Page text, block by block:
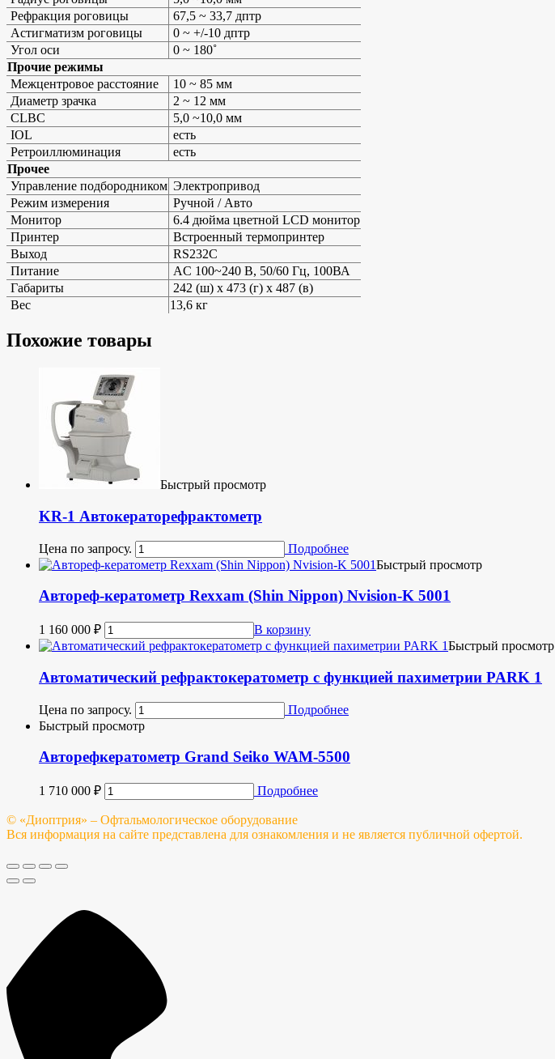
Рефракция роговицы
67,5 ~ 33,7 дптр
Астигматизм роговицы
0 ~ +/-10 дптр
Угол оси
0 ~ 180˚
Прочие режимы
Межцентровое расстояние
10 ~ 85 мм
Диаметр зрачка
2 ~ 12 мм
CLBC
5,0 ~10,0 мм
IOL
есть
Ретроиллюминация
есть
Прочее
Управление подбородником Электропривод
Режим измерения
Ручной / Авто
Монитор
6.4 дюйма цветной LCD монитор
Принтер
Встроенный термопринтер
Выход
RS232C
Питание
AC 100~240 В, 50/60 Гц, 100ВА
Габариты
242 (ш) x 473 (г) x 487 (в)
Вес
13,6 кг
Похожие товары
Быстрый просмотр
KR-1 Автокераторефрактометр
Цена по запросу.
Подробнее
Быстрый просмотр
Автореф-кератометр Rexxam (Shin Nippon) Nvision-K 5001
1 160 000 ₽
В корзину
Быстрый просмотр
Автоматический рефрактокератометр с функцией пахиметрии PARK 1
Цена по запросу.
Подробнее
Быстрый просмотр
Авторефкератометр Grand Seiko WAM-5500
1 710 000 ₽ Подробнее
© «Диоптрия» – Офтальмологическое оборудование
Вся информация на сайте представлена для ознакомления и не является публичной офертой.